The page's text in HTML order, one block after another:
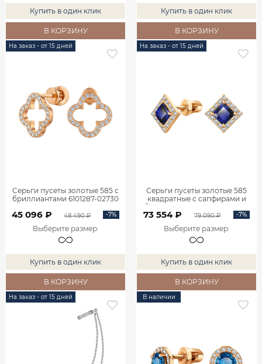
Купить в один клик
В КОРЗИНУ
Купить в один клик
В КОРЗИНУ
На заказ - от 15 дней
Серьги пусеты золотые 585 с
бриллиантами 6101287-02730
45 096 ₽ 48 490 ₽ -7%
Выберите размер:
Купить в один клик
В КОРЗИНУ
На заказ - от 15 дней
Серьги пусеты золотые 585
квадратные с сапфирами и
бриллиантами 6101095-02710
73 554 ₽ 79 090 ₽ -7%
Выберите размер:
Купить в один клик
В КОРЗИНУ
На заказ - от 15 дней В наличии